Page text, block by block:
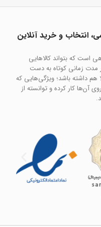
انتخاب و خرید آنلاین
است که بتواند کالاهایی
مدت زمانی کوتاه به دست
هم داشته باشد؛ ویژگی‌هایی که
آن‌ها کار کرده و توانسته از